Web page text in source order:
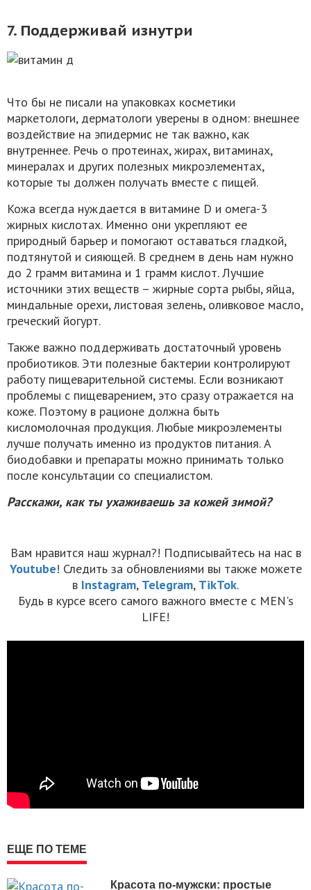
7. Поддерживай изнутри
Что бы не писали на упаковках косметики
маркетологи, дерматологи уверены в одном: внешнее
воздействие на эпидермис не так важно, как
внутреннее. Речь о протеинах, жирах, витаминах,
минералах и других полезных микроэлементах,
которые ты должен получать вместе с пищей.
Кожа всегда нуждается в витамине D и омега-3
жирных кислотах. Именно они укрепляют ее
природный барьер и помогают оставаться гладкой,
подтянутой и сияющей. В среднем в день нам нужно
до 2 грамм витамина и 1 грамм кислот. Лучшие
источники этих веществ – жирные сорта рыбы, яйца,
миндальные орехи, листовая зелень, оливковое масло,
греческий йогурт.
Также важно поддерживать достаточный уровень
пробиотиков. Эти полезные бактерии контролируют
работу пищеварительной системы. Если возникают
проблемы с пищеварением, это сразу отражается на
коже. Поэтому в рационе должна быть
кисломолочная продукция. Любые микроэлементы
лучше получать именно из продуктов питания. А
биодобавки и препараты можно принимать только
после консультации со специалистом.
Расскажи, как ты ухаживаешь за кожей зимой?
Вам нравится наш журнал?! Подписывайтесь на нас в
Youtube! Следить за обновлениями вы также можете
в Instagram, Telegram, TikTok.
Будь в курсе всего самого важного вместе с MEN's
LIFE!
ЕЩЕ ПО ТЕМЕ
Красота по-мужски: простые